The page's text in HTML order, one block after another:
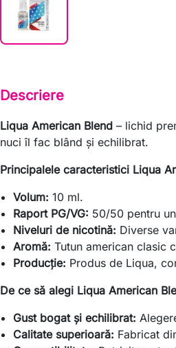
Descriere
Liqua American Blend – lichid
nuci îl fac blând și echilibrat.
Principalele caracteristici Liqua
Volum: 10 ml.
Raport PG/VG: 50/50 pentru
Niveluri de nicotină: Diverse
Aromă: Tutun american clasic
Producție: Produs de Liqua,
De ce să alegi Liqua American
Gust bogat și echilibrat:
Calitate superioară: Fabricat